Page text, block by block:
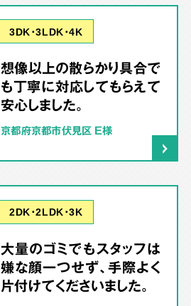
3DK･3LDK･4K
想像以上の散らかり具合で
も丁寧に対応してもらえて
安心しました。
京都府京都市伏見区 E様
2DK･2LDK･3K
大量のゴミでもスタッフは
嫌な顔一つせず、手際よく
片付けてくださいました。